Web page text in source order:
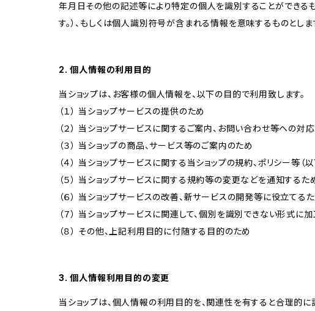
年月日その他の記述等により特定の個人を識別することができる
す。）、もしくは個人識別符号が含まれる情報を意味するものとしま
2. 個人情報の利用目的
当ショップは、お客様の個人情報を、以下の目的で利用致します。
（１） 当ショップサービスの提供のため
（２） 当ショップサービスに関するご案内、お問い合わせ等への対
（３） 当ショップの商品、サービス等のご案内のため
（４） 当ショップサービスに関する当ショップの規約、ポリシー等
（５） 当ショップサービスに関する規約等の変更などを通知するた
（６） 当ショップサービスの改善、新サービスの開発等に役立てる
（７） 当ショップサービスに関連して、個別を識別できない形式に
（８） その他、上記利用目的に付随する目的のため
3. 個人情報利用目的の変更
当ショップは、個人情報の利用目的を、関連性を有すると合理的